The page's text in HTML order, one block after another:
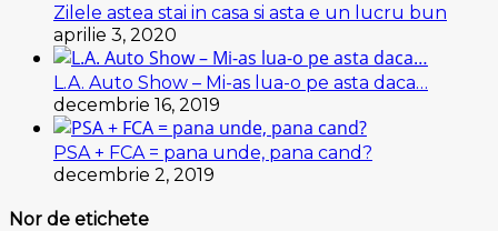
Zilele astea stai in casa si asta e un lucru bun
aprilie 3, 2020
L.A. Auto Show – Mi-as lua-o pe asta daca…
decembrie 16, 2019
PSA + FCA = pana unde, pana cand?
decembrie 2, 2019
Nor de etichete